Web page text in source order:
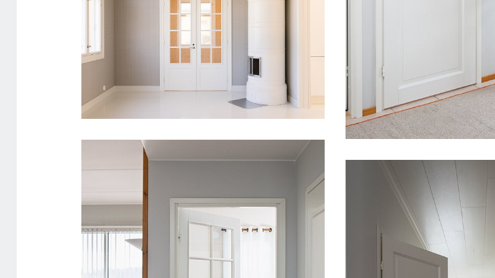
SISEUKS CRAFT 101
CRAFT 104 PAARISUKS